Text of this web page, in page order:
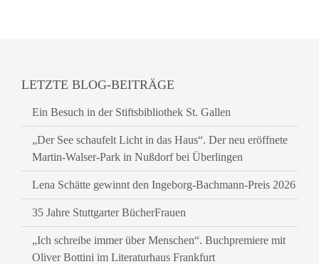
LETZTE BLOG-BEITRÄGE
Ein Besuch in der Stiftsbibliothek St. Gallen
„Der See schaufelt Licht in das Haus“. Der neu eröffnete
Martin-Walser-Park in Nußdorf bei Überlingen
Lena Schätte gewinnt den Ingeborg-Bachmann-Preis 2026
35 Jahre Stuttgarter BücherFrauen
„Ich schreibe immer über Menschen“. Buchpremiere mit
Oliver Bottini im Literaturhaus Frankfurt